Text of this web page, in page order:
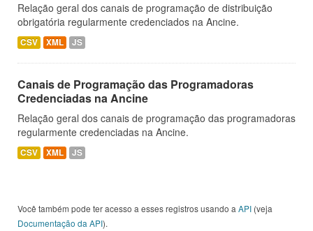
Relação geral dos canais de programação de distribuição
obrigatória regularmente credenciados na Ancine.
CSV XML JS
Canais de Programação das Programadoras
Credenciadas na Ancine
Relação geral dos canais de programação das programadoras
regularmente credenciadas na Ancine.
CSV XML JS
Você também pode ter acesso a esses registros usando a API (veja
Documentação da API).